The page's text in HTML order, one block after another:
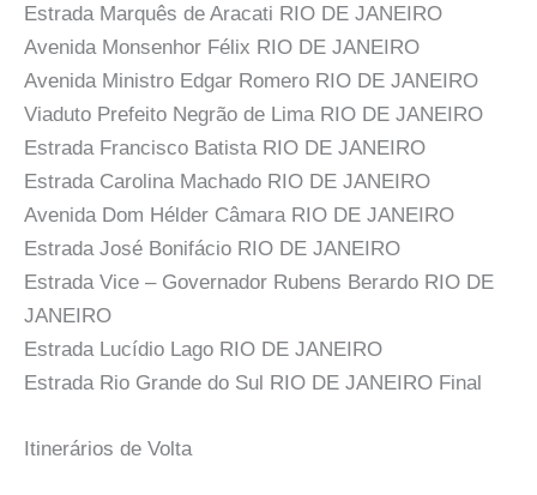
Estrada Marquês de Aracati RIO DE JANEIRO
Avenida Monsenhor Félix RIO DE JANEIRO
Avenida Ministro Edgar Romero RIO DE JANEIRO
Viaduto Prefeito Negrão de Lima RIO DE JANEIRO
Estrada Francisco Batista RIO DE JANEIRO
Estrada Carolina Machado RIO DE JANEIRO
Avenida Dom Hélder Câmara RIO DE JANEIRO
Estrada José Bonifácio RIO DE JANEIRO
Estrada Vice – Governador Rubens Berardo RIO DE
JANEIRO
Estrada Lucídio Lago RIO DE JANEIRO
Estrada Rio Grande do Sul RIO DE JANEIRO Final
Itinerários de Volta